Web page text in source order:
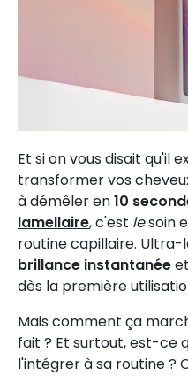
Et si on vous disait qu'il
transformer vos
à démêler en10
lamellaire, c'est lesoin
routine capillaire.
brillance instantanée
dès la première
Mais comment ça
fait ? Et surtout, est-ce
l'intégrer à sa routine ?